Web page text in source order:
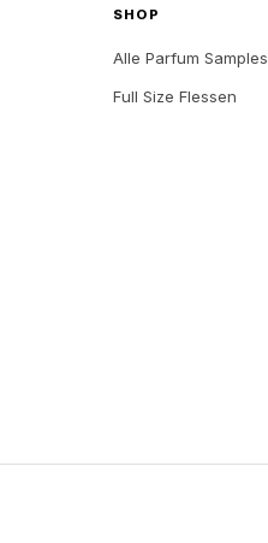
SHOP
Alle Parfum Samples
Full Size Flessen